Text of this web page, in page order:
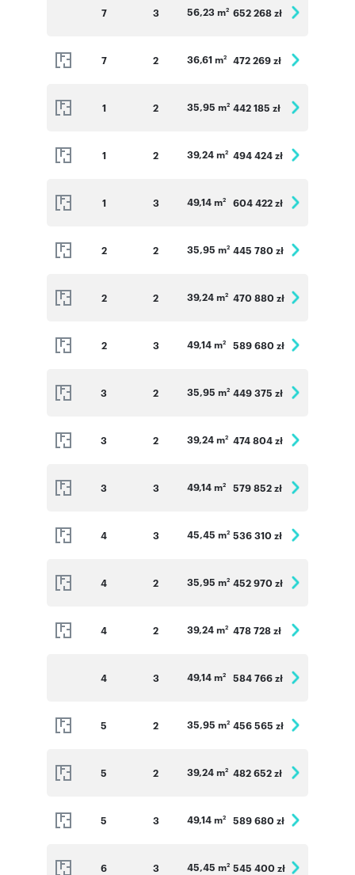
7 3 56,23 m2 652 268 zł
7 2 36,61 m2 472 269 zł
1 2 35,95 m2 442 185 zł
1 2 39,24 m2 494 424 zł
1 3 49,14 m2 604 422 zł
2 2 35,95 m2 445 780 zł
2 2 39,24 m2 470 880 zł
2 3 49,14 m2 589 680 zł
3 2 35,95 m2 449 375 zł
3 2 39,24 m2 474 804 zł
3 3 49,14 m2 579 852 zł
4 3 45,45 m2 536 310 zł
4 2 35,95 m2 452 970 zł
4 2 39,24 m2 478 728 zł
4 3 49,14 m2 584 766 zł
5 2 35,95 m2 456 565 zł
5 2 39,24 m2 482 652 zł
5 3 49,14 m2 589 680 zł
6 3 45,45 m2 545 400 zł